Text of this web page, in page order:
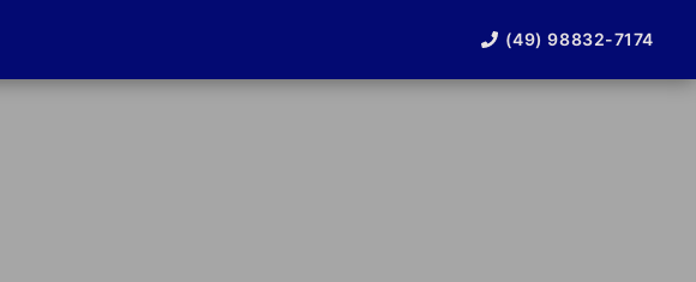
(49) 98832-7174